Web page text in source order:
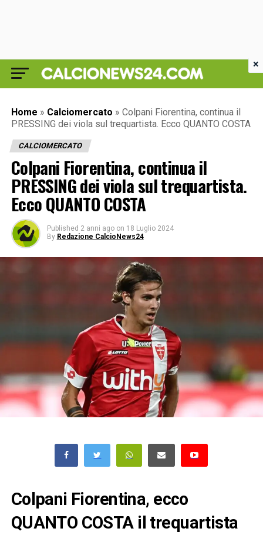
Home » Calciomercato » Colpani Fiorentina, continua il
PRESSING dei viola sul trequartista. Ecco QUANTO COSTA
CALCIOMERCATO
Colpani Fiorentina, continua il
PRESSING dei viola sul trequartista.
Ecco QUANTO COSTA
Published 2 anni ago on 18 Luglio 2024
By Redazione CalcioNews24
Colpani Fiorentina, ecco
QUANTO COSTA il trequartista
×